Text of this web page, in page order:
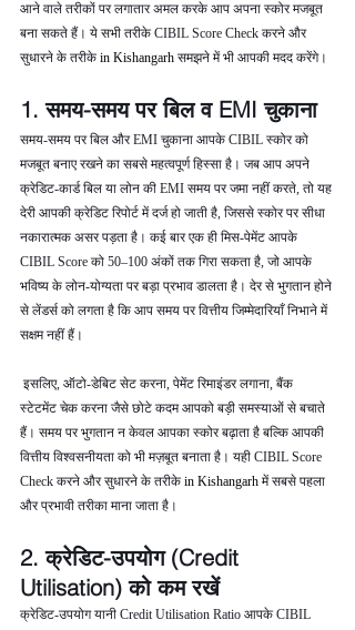
आने वाले तरीकों पर लगातार अमल करके आप अपना स्कोर मजबूत
बना सकते हैं। ये सभी तरीके CIBIL Score Check करने और
सुधारने के तरीके in Kishangarh समझने में भी आपकी मदद करेंगे।
1. समय-समय पर बिल व EMI चुकाना
समय-समय पर बिल और EMI चुकाना आपके CIBIL स्कोर को
मजबूत बनाए रखने का सबसे महत्वपूर्ण हिस्सा है। जब आप अपने
क्रेडिट-कार्ड बिल या लोन की EMI समय पर जमा नहीं करते, तो यह
देरी आपकी क्रेडिट रिपोर्ट में दर्ज हो जाती है, जिससे स्कोर पर सीधा
नकारात्मक असर पड़ता है। कई बार एक ही मिस-पेमेंट आपके
CIBIL Score को 50–100 अंकों तक गिरा सकता है, जो आपके
भविष्य के लोन-योग्यता पर बड़ा प्रभाव डालता है। देर से भुगतान होने
से लेंडर्स को लगता है कि आप समय पर वित्तीय जिम्मेदारियाँ निभाने में
सक्षम नहीं हैं।
इसलिए, ऑटो-डेबिट सेट करना, पेमेंट रिमाइंडर लगाना, बैंक
स्टेटमेंट चेक करना जैसे छोटे कदम आपको बड़ी समस्याओं से बचाते
हैं। समय पर भुगतान न केवल आपका स्कोर बढ़ाता है बल्कि आपकी
वित्तीय विश्वसनीयता को भी मज़बूत बनाता है। यही CIBIL Score
Check करने और सुधारने के तरीके in Kishangarh में सबसे पहला
और प्रभावी तरीका माना जाता है।
2. क्रेडिट-उपयोग (Credit
Utilisation) को कम रखें
क्रेडिट-उपयोग यानी Credit Utilisation Ratio आपके CIBIL